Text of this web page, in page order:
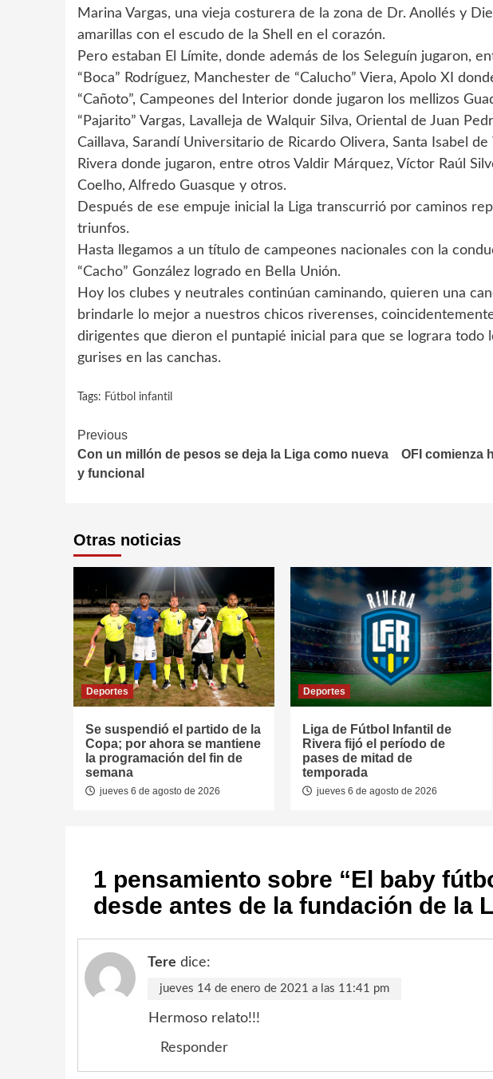
Marina Vargas, una vieja costurera de la zona de Dr. Anollés y
amarillas con el escudo de la Shell en el corazón.
Pero estaban El Límite, donde además de los Seleguín jugaron,
“Boca” Rodríguez, Manchester de “Calucho” Viera, Apolo XI
“Cañoto”, Campeones del Interior donde jugaron los mellizos
“Pajarito” Vargas, Lavalleja de Walquir Silva, Oriental de Juan
Caillava, Sarandí Universitario de Ricardo Olivera, Santa Isabel
Rivera donde jugaron, entre otros Valdir Márquez, Víctor Raúl
Coelho, Alfredo Guasque y otros.
Después de ese empuje inicial la Liga transcurrió por caminos
triunfos.
Hasta llegamos a un título de campeones nacionales con la
“Cacho” González logrado en Bella Unión.
Hoy los clubes y neutrales continúan caminando, quieren una
brindarle lo mejor a nuestros chicos riverenses,
dirigentes que dieron el puntapié inicial para que se lograra todo
gurises en las canchas.
Tags: Fútbol infantil
Continue
Reading
Previous
Con un millón de pesos se deja la Liga como nueva
y funcional
OFI comienza
Otras noticias
Deportes
Se suspendió el partido de la
Copa; por ahora se mantiene
la programación del fin de
semana
jueves 6 de agosto de 2026
Deportes
Liga de Fútbol Infantil de
Rivera fijó el período de
pases de mitad de
temporada
jueves 6 de agosto de 2026
1 pensamiento sobre “El baby
desde antes de la fundación de la
Tere dice:
jueves 14 de enero de 2021 a las 11:41 pm
Hermoso relato!!!
Responder